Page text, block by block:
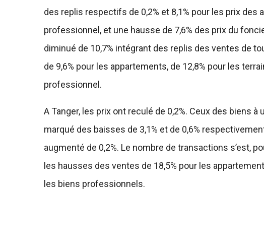
des replis respectifs de 0,2% et 8,1% pour les prix des
professionnel, et une hausse de 7,6% des prix du
diminué de 10,7% intégrant des replis des ventes de
de 9,6% pour les appartements, de 12,8% pour les
professionnel.
A Tanger, les prix ont reculé de 0,2%. Ceux des biens
marqué des baisses de 3,1% et de 0,6%
augmenté de 0,2%. Le nombre de transactions s’est,
les hausses des ventes de 18,5% pour les
les biens professionnels.